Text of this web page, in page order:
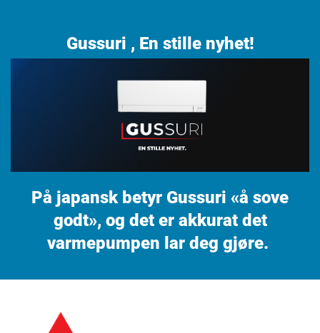
Gussuri , En stille nyhet!
På japansk betyr Gussuri «å sove
godt», og det er akkurat det
varmepumpen lar deg gjøre.